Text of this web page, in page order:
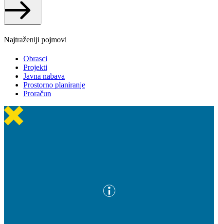
Najtraženiji pojmovi
Obrasci
Projekti
Javna nabava
Prostorno planiranje
Proračun